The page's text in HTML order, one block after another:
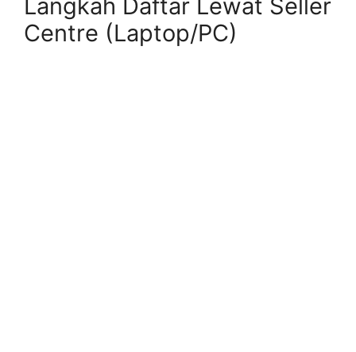
Langkah Daftar Lewat Seller
Centre (Laptop/PC)